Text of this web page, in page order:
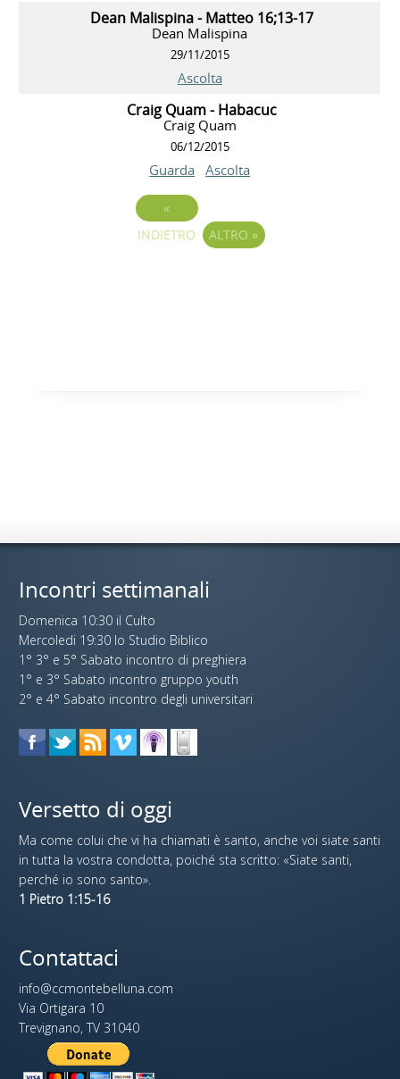
Dean Malispina - Matteo 16;13-17
Dean Malispina
29/11/2015
Ascolta
Craig Quam - Habacuc
Craig Quam
06/12/2015
Guarda Ascolta
«
INDIETRO
ALTRO »
Incontri settimanali
Domenica 10:30 il Culto
Mercoledi 19:30 lo Studio Biblico
1° 3° e 5° Sabato incontro di preghiera
1° e 3° Sabato incontro gruppo youth
2° e 4° Sabato incontro degli universitari
Versetto di oggi
Ma come colui che vi ha chiamati è santo, anche voi siate santi
in tutta la vostra condotta, poiché sta scritto: «Siate santi,
perché io sono santo».
1 Pietro 1:15-16
Contattaci
info@ccmontebelluna.com
Via Ortigara 10
Trevignano, TV 31040